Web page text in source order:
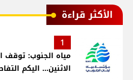
الأكثر قراءة
1
مياه الجنوب: توقف
الاثنين... اليكم